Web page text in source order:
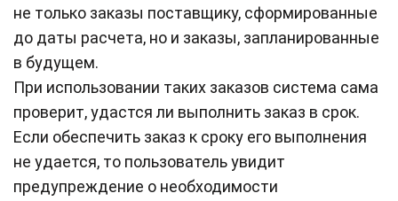
не только заказы поставщику, сформированные
до даты расчета, но и заказы, запланированные
в будущем.
При использовании таких заказов система сама
проверит, удастся ли выполнить заказ в срок.
Если обеспечить заказ к сроку его выполнения
не удается, то пользователь увидит
предупреждение о необходимости